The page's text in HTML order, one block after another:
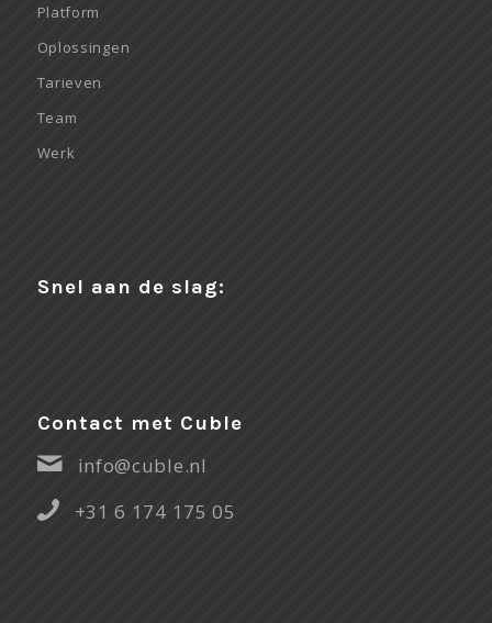
Platform
Oplossingen
Tarieven
Team
Werk
Snel aan de slag:
Contact met Cuble
info@cuble.nl
+31 6 174 175 05